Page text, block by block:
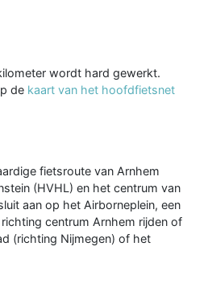
wordt hard gewerkt.
de kaart van het hoofdfietsnet
fietsroute van Arnhem
(HVHL) en het centrum van
aan op het Airborneplein, een
centrum Arnhem rijden of
(richting Nijmegen) of het